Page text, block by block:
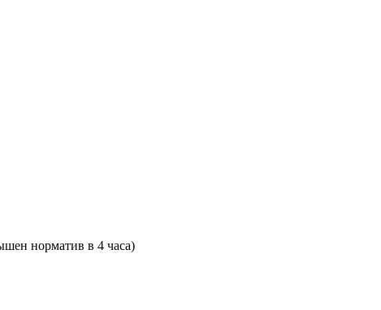
норматив в 4 часа)